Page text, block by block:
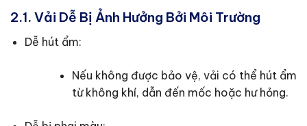
2.1. Vải Dễ Bị Ảnh Hưởng Bởi Môi Trường
Dễ hút ẩm:
Nếu không được bảo vệ, vải có thể hút ẩm
từ không khí, dẫn đến mốc hoặc hư hỏng.